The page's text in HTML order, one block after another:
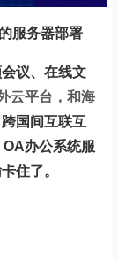
服务器部署
议、在线文
云平台，和海
跨国间互联互
办公系统服
住了。